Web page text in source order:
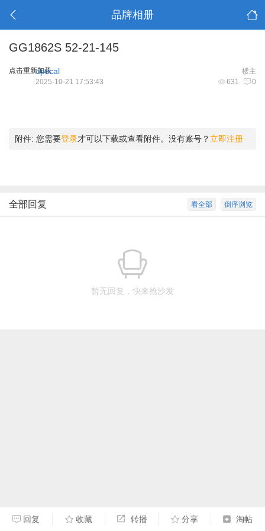
品牌相册
GG1862S 52-21-145
点击重新加载 楼主
optical
631 0
2025-10-21 17:53:43
附件: 您需要登录才可以下载或查看附件。没有账号？ 立即注册
倒序浏览
看全部
全部回复
暂无回复，快来抢沙发
回复 收藏 转播 分享 淘帖